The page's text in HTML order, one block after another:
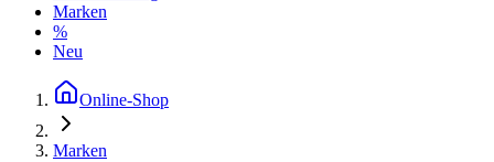
Marken
%
Neu
Online-Shop
Marken